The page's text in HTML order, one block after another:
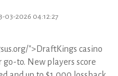
03-2026 04:12:27
">DraftKings casino
go-to. New players score